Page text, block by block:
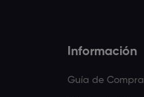
Información
Guía de Compra